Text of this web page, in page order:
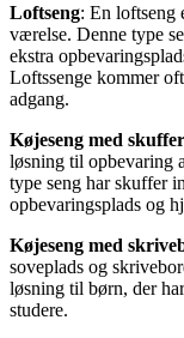
Loftseng: En loftseng
værelse. Denne type
ekstra
Loftssenge kommer
adgang.
Køjeseng med skuffer
løsning til opbevaring
type seng har skuffer
opbevaringsplads og
Køjeseng med
soveplads og
løsning til børn, der
studere.